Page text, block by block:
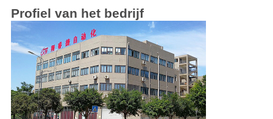
Profiel van het bedrijf